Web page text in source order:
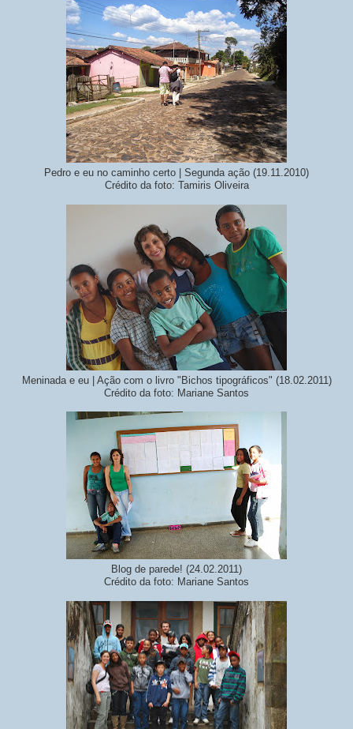
Pedro e eu no caminho certo | Segunda ação (19.11.2010)
Crédito da foto: Tamiris Oliveira
Meninada e eu | Ação com o livro "Bichos tipográficos" (18.02.2011)
Crédito da foto: Mariane Santos
Blog de parede! (24.02.2011)
Crédito da foto: Mariane Santos